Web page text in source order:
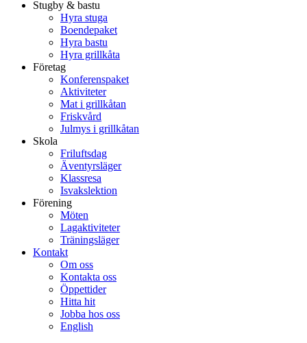
Stugby & bastu
Hyra stuga
Boendepaket
Hyra bastu
Hyra grillkåta
Företag
Konferenspaket
Aktiviteter
Mat i grillkåtan
Friskvård
Julmys i grillkåtan
Skola
Friluftsdag
Äventyrsläger
Klassresa
Isvakslektion
Förening
Möten
Lagaktiviteter
Träningsläger
Kontakt
Om oss
Kontakta oss
Öppettider
Hitta hit
Jobba hos oss
English